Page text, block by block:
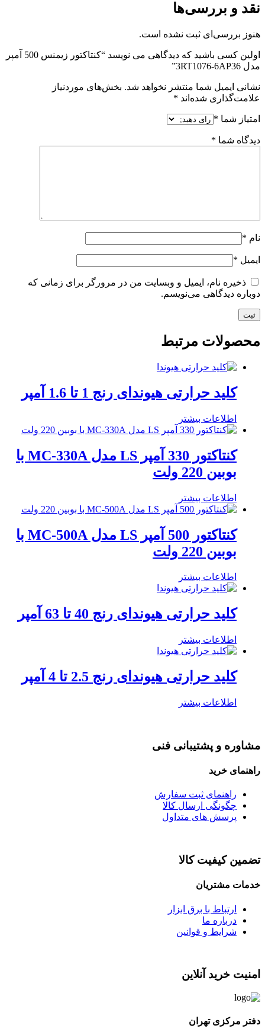
نقد و بررسی‌ها
هنوز بررسی‌ای ثبت نشده است.
اولین کسی باشید که دیدگاهی می نویسد “کنتاکتور زیمنس 500 آمپر
مدل 3RT1076-6AP36”
نشانی ایمیل شما منتشر نخواهد شد. بخش‌های موردنیاز
علامت‌گذاری شده‌اند *
امتیاز شما *
دیدگاه شما *
نام *
ایمیل *
ذخیره نام، ایمیل و وبسایت من در مرورگر برای زمانی که
دوباره دیدگاهی می‌نویسم.
محصولات مرتبط
کلید حرارتی هیوندای رنج 1 تا 1.6 آمپر
اطلاعات بیشتر
کنتاکتور 330 آمپر LS مدل MC-330A با
بوبین 220 ولت
اطلاعات بیشتر
کنتاکتور 500 آمپر LS مدل MC-500A با
بوبین 220 ولت
اطلاعات بیشتر
کلید حرارتی هیوندای رنج 40 تا 63 آمپر
اطلاعات بیشتر
کلید حرارتی هیوندای رنج 2.5 تا 4 آمپر
اطلاعات بیشتر
مشاوره و پشتیبانی فنی
راهنمای خرید
راهنمای ثبت سفارش
چگونگی ارسال کالا
پرسش های متداول
تضمین کیفیت کالا
خدمات مشتریان
ارتباط با برق ابزار
درباره ما
شرایط و قوانین
امنیت خرید آنلاین
دفتر مرکزی تهران